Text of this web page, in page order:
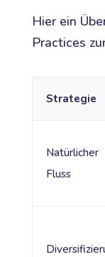
Hier ein
Practices
Strategie
Natürlicher
Fluss